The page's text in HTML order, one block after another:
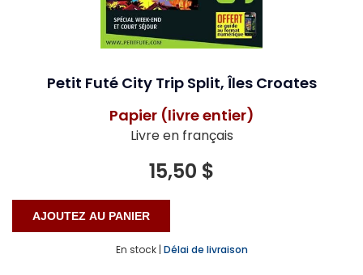
Petit Futé City Trip Split, Îles Croates
Papier (livre entier)
Livre en français
15,50 $
En stock | Délai de livraison